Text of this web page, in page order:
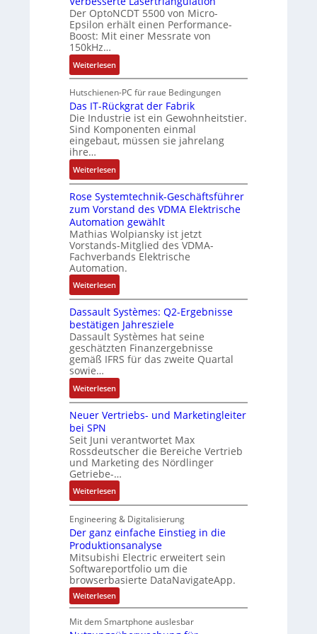
e
E
n
t
w
i
c
l
u
n
g
n
A
b
e
i
t
s
k
r
ä
f
t
e
e
x
p
a
n
d
i
r
t
n
g
a
n
a
s
c
i
n
e
n
-
u
n
d
A
n
l
a
g
e
n
s
i
t
i
v
e
M
o
m
e
n
t
a
u
t
t
e
r
i
e
l
o
s
e
M
u
l
i
t
u
r
n
-
K
i
t
E
n
c
o
d
e
r
Der OptoNCDT 5500 von Micro-
Epsilon erhält einen Performance-
Boost: Mit einer Messrate von
150kHz…
Weiterlesen:
V
e
r
b
e
s
s
e
r
t
e
L
a
s
e
r
i
a
n
g
l
a
t
o
n
Hutschienen-PC für raue Bedingungen
Das IT-Rückgrat der Fabrik
Die Industrie ist ein Gewohnheitstier.
Sind Komponenten einmal
eingebaut, müssen sie jahrelang
ihre…
Weiterlesen:
D
a
s
I
T
-
R
ü
c
k
g
r
a
t
r
F
b
r
i
k
Rose Systemtechnik-Geschäftsführer
zum Vorstand des VDMA Elektrische
Automation gewählt
Mathias Wolpiansky ist jetzt
Vorstands-Mitglied des VDMA-
Fachverbands Elektrische
Automation.
Weiterlesen:
R
o
s
e
S
y
s
t
e
m
e
c
i
-
G
e
s
c
h
ä
f
Dassault Systèmes: Q2-Ergebnisse
bestätigen Jahresziele
Dassault Systèmes hat seine
geschätzten Finanzergebnisse
gemäß IFRS für das zweite Quartal
sowie…
Weiterlesen:
D
a
s
a
u
l
t
S
y
s
t
è
m
e
s
Neuer Vertriebs- und Marketingleiter
bei SPN
Seit Juni verantwortet Max
Rossdeutscher die Bereiche Vertrieb
und Marketing des Nördlinger
Getriebe-…
Weiterlesen:
N
e
u
e
r
V
e
r
t
r
Engineering & Digitalisierung
Der ganz einfache Einstieg in die
Produktionsanalyse
Mitsubishi Electric erweitert sein
Softwareportfolio um die
browserbasierte DataNavigateApp.
Weiterlesen:
D
r
Mit dem Smartphone auslesbar